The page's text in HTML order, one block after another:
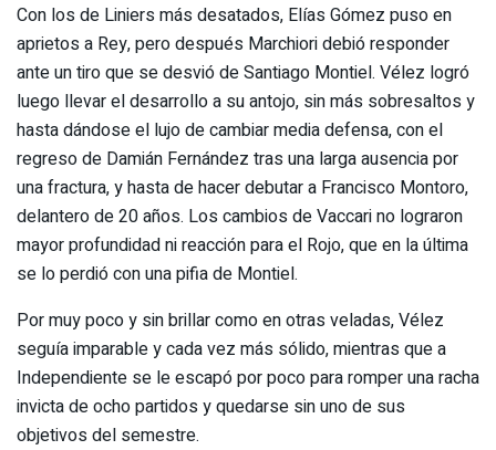
Con los de Liniers más desatados, Elías Gómez puso en
aprietos a Rey, pero después Marchiori debió responder
ante un tiro que se desvió de Santiago Montiel. Vélez logró
luego llevar el desarrollo a su antojo, sin más sobresaltos y
hasta dándose el lujo de cambiar media defensa, con el
regreso de Damián Fernández tras una larga ausencia por
una fractura, y hasta de hacer debutar a Francisco Montoro,
delantero de 20 años. Los cambios de Vaccari no lograron
mayor profundidad ni reacción para el Rojo, que en la última
se lo perdió con una pifia de Montiel.
Por muy poco y sin brillar como en otras veladas, Vélez
seguía imparable y cada vez más sólido, mientras que a
Independiente se le escapó por poco para romper una racha
invicta de ocho partidos y quedarse sin uno de sus
objetivos del semestre.